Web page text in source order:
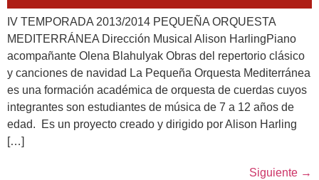
IV TEMPORADA 2013/2014 PEQUEÑA ORQUESTA
MEDITERRÁNEA Dirección Musical Alison HarlingPiano
acompañante Olena Blahulyak Obras del repertorio clásico
y canciones de navidad La Pequeña Orquesta Mediterránea
es una formación académica de orquesta de cuerdas cuyos
integrantes son estudiantes de música de 7 a 12 años de
edad. Es un proyecto creado y dirigido por Alison Harling
[…]
Siguiente →